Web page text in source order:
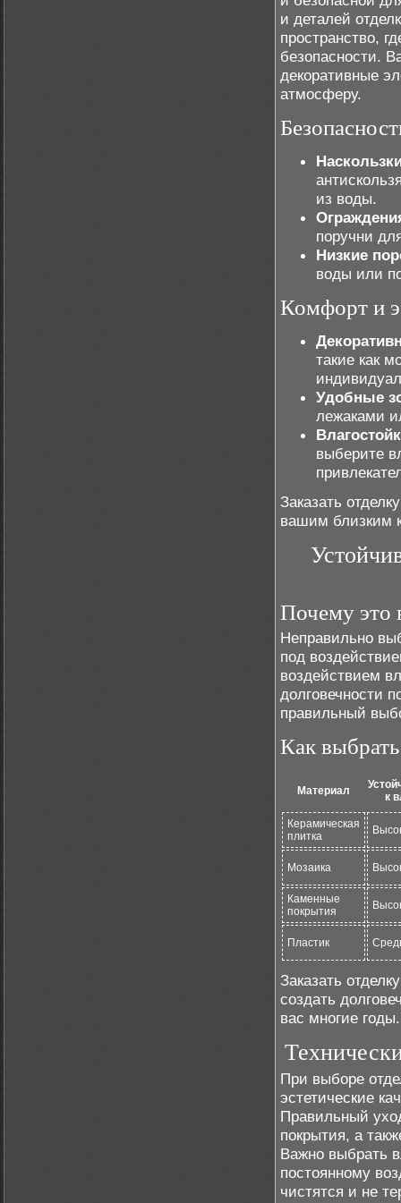
и деталей
пространство,
безопасности.
декоративные
атмосферу.
из воды.
поручни
Низкие
воды или
Комфорт и
такие как
Удобные
лежаками
выберите
Заказать
вашим близким
Почему это
Неправильно
под
воздействием
долговечности
правильный
Как
Материал
к
Керамическая
плитка
Мозаика
Каменные
покрытия
Пластик
Заказать
создать
вас многие годы.
При выборе
эстетические
Правильный
покрытия, а
Важно выбрать
постоянному
чистятся и не